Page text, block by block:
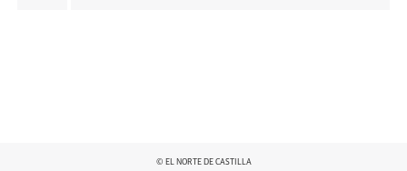
© EL NORTE DE CASTILLA